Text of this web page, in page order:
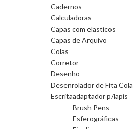
Cadernos
Calculadoras
Capas com elasticos
Capas de Arquivo
Colas
Corretor
Desenho
Desenrolador de Fita Cola
Escritaadaptador p/lapis
Brush Pens
Esferográficas